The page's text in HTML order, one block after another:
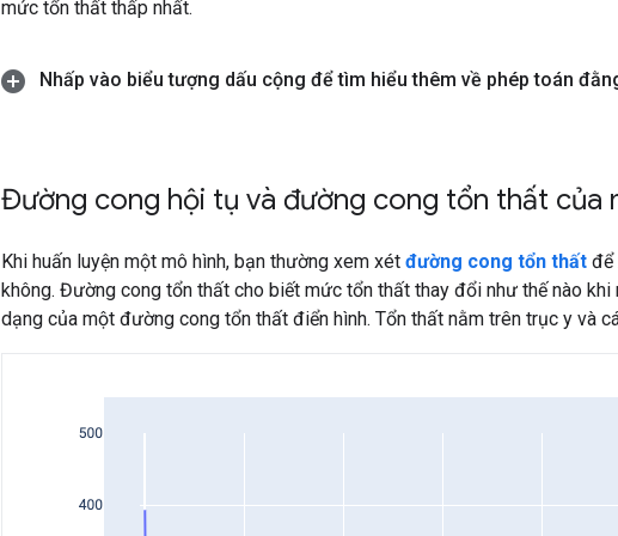
mức tổn thất thấp nhất.
Nhấp vào biểu tượng dấu cộng để tìm hiểu thêm về phép toán
Đường cong hội tụ và đường cong tổn thất của
Khi huấn luyện một mô hình, bạn thường xem xét đường cong tổn thất để
không. Đường cong tổn thất cho biết mức tổn thất thay đổi như thế nào khi
dạng của một đường cong tổn thất điển hình. Tổn thất nằm trên trục y và